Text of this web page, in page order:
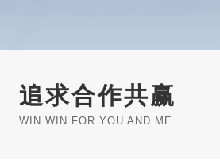
追求合作共赢
WIN WIN FOR YOU AND ME